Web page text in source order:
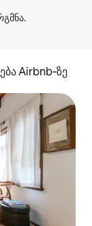
Airbnb‑ზე